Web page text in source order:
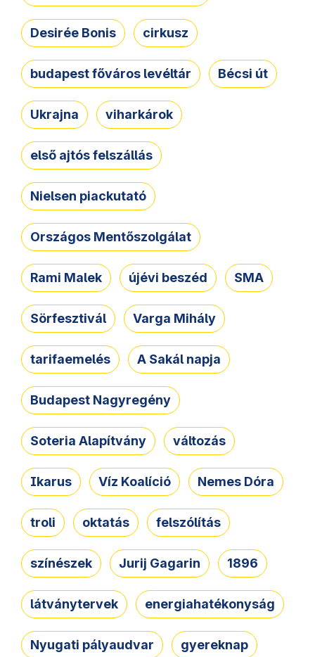
Desirée Bonis cirkusz
budapest főváros levéltár Bécsi út
Ukrajna viharkárok
első ajtós felszállás
Nielsen piackutató
Országos Mentőszolgálat
Rami Malek újévi beszéd SMA
Sörfesztivál Varga Mihály
tarifaemelés A Sakál napja
Budapest Nagyregény
Soteria Alapítvány változás
Ikarus Víz Koalíció Nemes Dóra
troli oktatás felszólítás
színészek Jurij Gagarin 1896
látványtervek energiahatékonyság
Nyugati pályaudvar gyereknap